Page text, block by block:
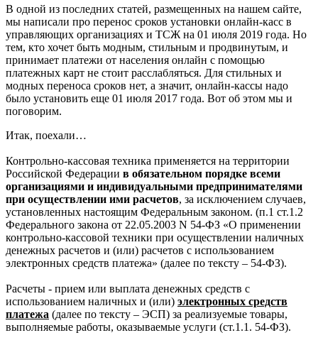
В одной из последних статей, размещенных на нашем сайте,
мы написали про перенос сроков установки онлайн-касс в
управляющих организациях и ТСЖ на 01 июля 2019 года. Но
тем, кто хочет быть модным, стильным и продвинутым, и
принимает платежи от населения онлайн с помощью
платежных карт не стоит расслабляться. Для стильных и
модных переноса сроков нет, а значит, онлайн-кассы надо
было установить еще 01 июля 2017 года. Вот об этом мы и
поговорим.
Итак, поехали…
Контрольно-кассовая техника применяется на территории
Российской Федерации в обязательном порядке всеми
организациями и индивидуальными предпринимателями
при осуществлении ими расчетов, за исключением случаев,
установленных настоящим Федеральным законом. (п.1 ст.1.2
Федерального закона от 22.05.2003 N 54-ФЗ «О применении
контрольно-кассовой техники при осуществлении наличных
денежных расчетов и (или) расчетов с использованием
электронных средств платежа» (далее по тексту – 54-ФЗ).
Расчеты - прием или выплата денежных средств с
использованием наличных и (или) электронных средств
платежа (далее по тексту – ЭСП) за реализуемые товары,
выполняемые работы, оказываемые услуги (ст.1.1. 54-ФЗ).